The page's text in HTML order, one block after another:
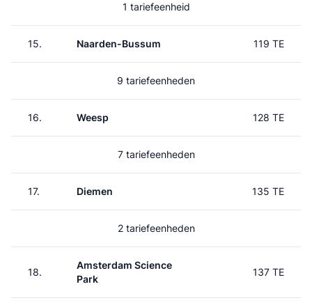
1 tariefeenheid
15. Naarden-Bussum 119 TE
9 tariefeenheden
16. Weesp 128 TE
7 tariefeenheden
17. Diemen 135 TE
2 tariefeenheden
18.
Amsterdam Science
Park
137 TE